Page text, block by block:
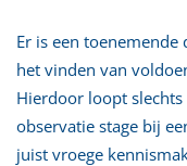
Er is een
het vinden van
Hierdoor loopt
observatie stage bij
juist vroege